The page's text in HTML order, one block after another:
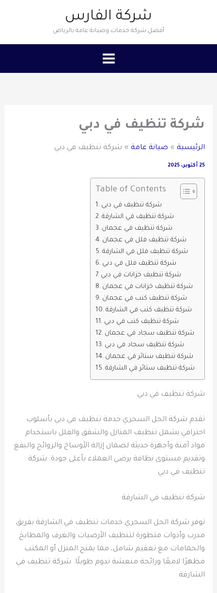
شركة الفارس
أفضل شركة خدمات وصيانة عامة بالرياض
شركة تنظيف في دبي
الرئيسية صيانة عامة شركة تنظيف في دبي
25 أكتوبر، 2025
Table of Contents
شركة تنظيف في دبي
شركة تنظيف في الشارقة
شركة تنظيف في عجمان
شركة تنظيف فلل في عجمان
شركة تنظيف فلل في الشارقة
شركة تنظيف فلل في دبي
شركة تنظيف خزانات في دبي
شركة تنظيف خزانات في عجمان
شركة تنظيف كنب في عجمان
شركة تنظيف كنب في الشارقة
شركة تنظيف كنب في دبي
شركة تنظيف سجاد في عجمان
شركة تنظيف سجاد في دبي
شركة تنظيف ستائر في عجمان
شركة تنظيف ستائر في الشارقة
شركة تنظيف في دبي
تقدم شركة الحل السحري خدمة تنظيف في دبي بأسلوب
احترافي يشمل تنظيف المنازل والشقق والفلل باستخدام
مواد آمنة وأجهزة حديثة لضمان إزالة الأوساخ والروائح والبقع
وتقديم مستوى نظافة يرضي العملاء بأعلى جودة. شركة
تنظيف في دبي
شركة تنظيف في الشارقة
توفر شركة الحل السحري خدمات تنظيف في الشارقة بفريق
مدرب وأدوات متطورة لتنظيف الأرضيات والغرف والمطابخ
والحمامات مع تعقيم شامل، مما يمنح المنزل أو المكتب
مظهرًا لامعًا ورائحة منعشة تدوم طويلًا. شركة تنظيف في
الشارقة